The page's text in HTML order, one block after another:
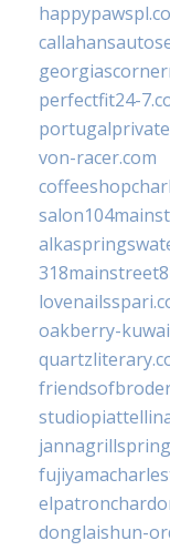
perfectfit24-
von-racer.com
oakberry-
donglaishun-